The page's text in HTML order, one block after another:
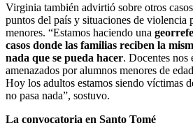
Virginia también advirtió sobre otros
puntos del país y situaciones de violencia
menores. “Estamos haciendo una
casos donde las familias reciben la
nada que se pueda hacer. Docentes nos
amenazados por alumnos menores de
Hoy los adultos estamos siendo víctimas
no pasa nada”, sostuvo.
La convocatoria en Santo Tomé